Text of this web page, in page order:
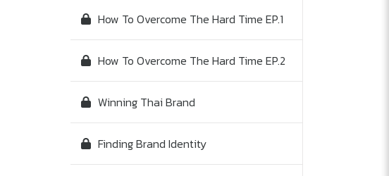
How To Overcome The Hard Time EP.1
How To Overcome The Hard Time EP.2
Winning Thai Brand
Finding Brand Identity